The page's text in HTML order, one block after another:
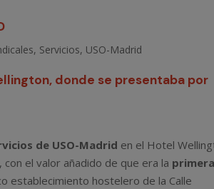
, Servicios, USO-Madrid
donde se presentaba por
de USO-Madrid en el Hotel
, con el valor añadido de que era la primera
establecimiento hostelero de la Calle